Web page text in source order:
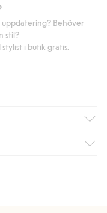
Behöver
stil?
i butik gratis.
gratis frakt till butik
som medlem.
betalningssätt.